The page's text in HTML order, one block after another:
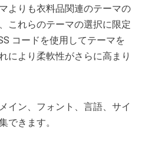
よりも衣料品関連のテーマの
これらのテーマの選択に限定
コードを使用してテーマを
により柔軟性がさらに高まり
イン、フォント、言語、サイ
できます。